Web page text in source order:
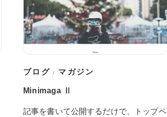
ブログ / マガジン
Minimaga Ⅱ
記事を書いて公開するだけで、トップペ